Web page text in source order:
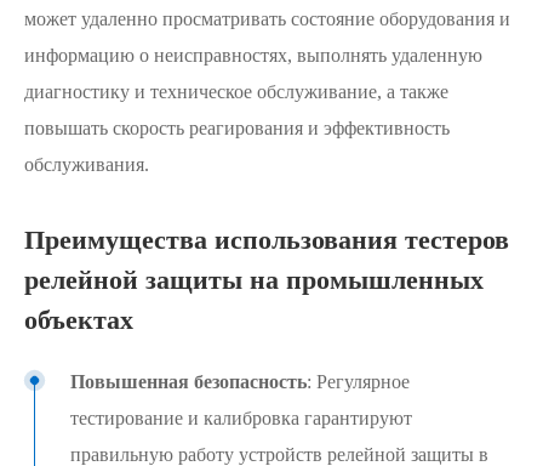
может удаленно просматривать состояние оборудования и
информацию о неисправностях, выполнять удаленную
диагностику и техническое обслуживание, а также
повышать скорость реагирования и эффективность
обслуживания.
Преимущества использования тестеров
релейной защиты на промышленных
объектах
Повышенная безопасность: Регулярное
тестирование и калибровка гарантируют
правильную работу устройств релейной защиты в